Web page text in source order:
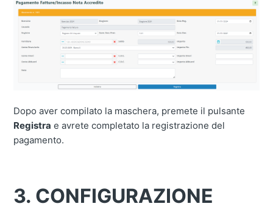
Dopo aver compilato la maschera, premete il pulsante
Registra e avrete completato la registrazione del
pagamento.
3. CONFIGURAZIONE